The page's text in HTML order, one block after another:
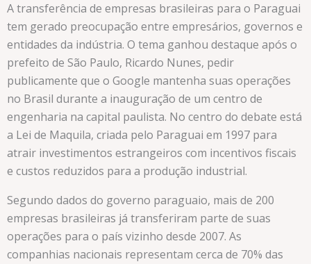
A transferência de empresas brasileiras para o Paraguai
tem gerado preocupação entre empresários, governos e
entidades da indústria. O tema ganhou destaque após o
prefeito de São Paulo, Ricardo Nunes, pedir
publicamente que o Google mantenha suas operações
no Brasil durante a inauguração de um centro de
engenharia na capital paulista. No centro do debate está
a Lei de Maquila, criada pelo Paraguai em 1997 para
atrair investimentos estrangeiros com incentivos fiscais
e custos reduzidos para a produção industrial.
Segundo dados do governo paraguaio, mais de 200
empresas brasileiras já transferiram parte de suas
operações para o país vizinho desde 2007. As
companhias nacionais representam cerca de 70% das